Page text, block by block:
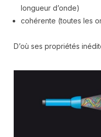
longueur d’onde)
cohérente (toutes les
D’où ses propriétés